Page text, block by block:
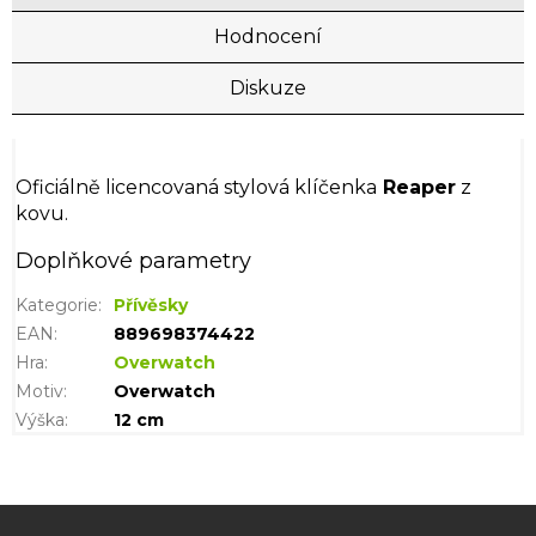
Hodnocení
Diskuze
Oficiálně licencovaná stylová klíčenka Reaper z
kovu.
Doplňkové parametry
Kategorie:
Přívěsky
EAN :
889698374422
Hra:
Overwatch
Motiv:
Overwatch
Výška: 12 cm